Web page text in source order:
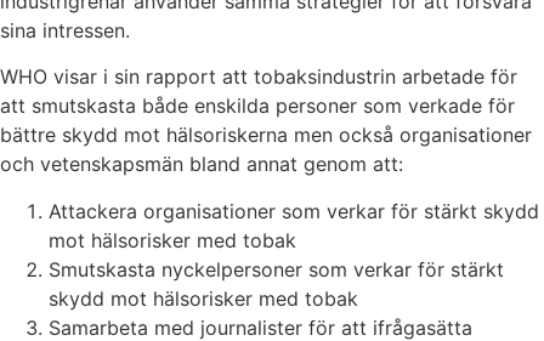
sina intressen.
WHO visar i sin rapport att tobaksindustrin arbetade för
att smutskasta både enskilda personer som verkade för
bättre skydd mot hälsoriskerna men också organisationer
och vetenskapsmän bland annat genom att:
Attackera organisationer som verkar för stärkt skydd
mot hälsorisker med tobak
Smutskasta nyckelpersoner som verkar för stärkt
skydd mot hälsorisker med tobak
Samarbeta med journalister för att ifrågasätta